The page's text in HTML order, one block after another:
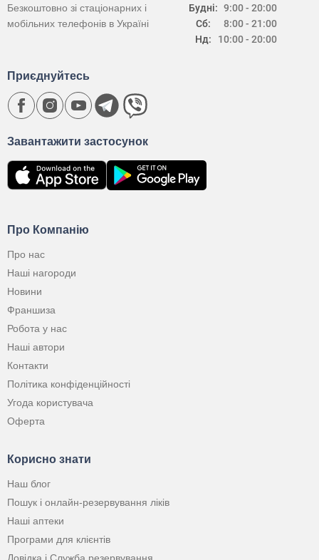
Будні:
Сб:
Нд:
9:00 - 20:00
8:00 - 21:00
10:00 - 20:00
Безкоштовно зі стаціонарних і
мобільних телефонів в Україні
Про Компанію
Про нас
Наші нагороди
Новини
Франшиза
Робота у нас
Наші автори
Контакти
Політика конфіденційності
Угода користувача
Оферта
Корисно знати
Наш блог
Пошук і онлайн-резервування ліків
Наші аптеки
Програми для клієнтів
Довідка і Служба резервування
Завантажити застосунок
Приєднуйтесь